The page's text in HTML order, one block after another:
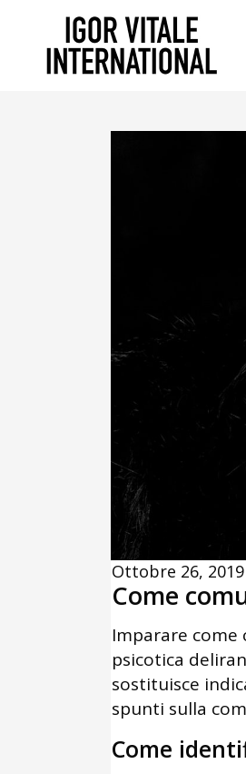
Ottobre 26, 2019
Come
Imparare come
psicotica
sostituisce
spunti sulla
Come